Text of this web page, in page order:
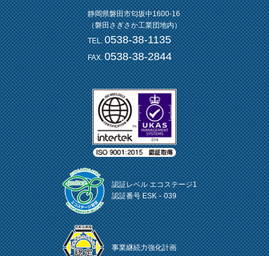
静岡県磐田市匂坂中1600-16
（磐田さぎさか工業団地内）
TEL.0538-38-1135
FAX.0538-38-2844
認証レベル エコステージ1
認証番号 ESK－039
事業継続力強化計画